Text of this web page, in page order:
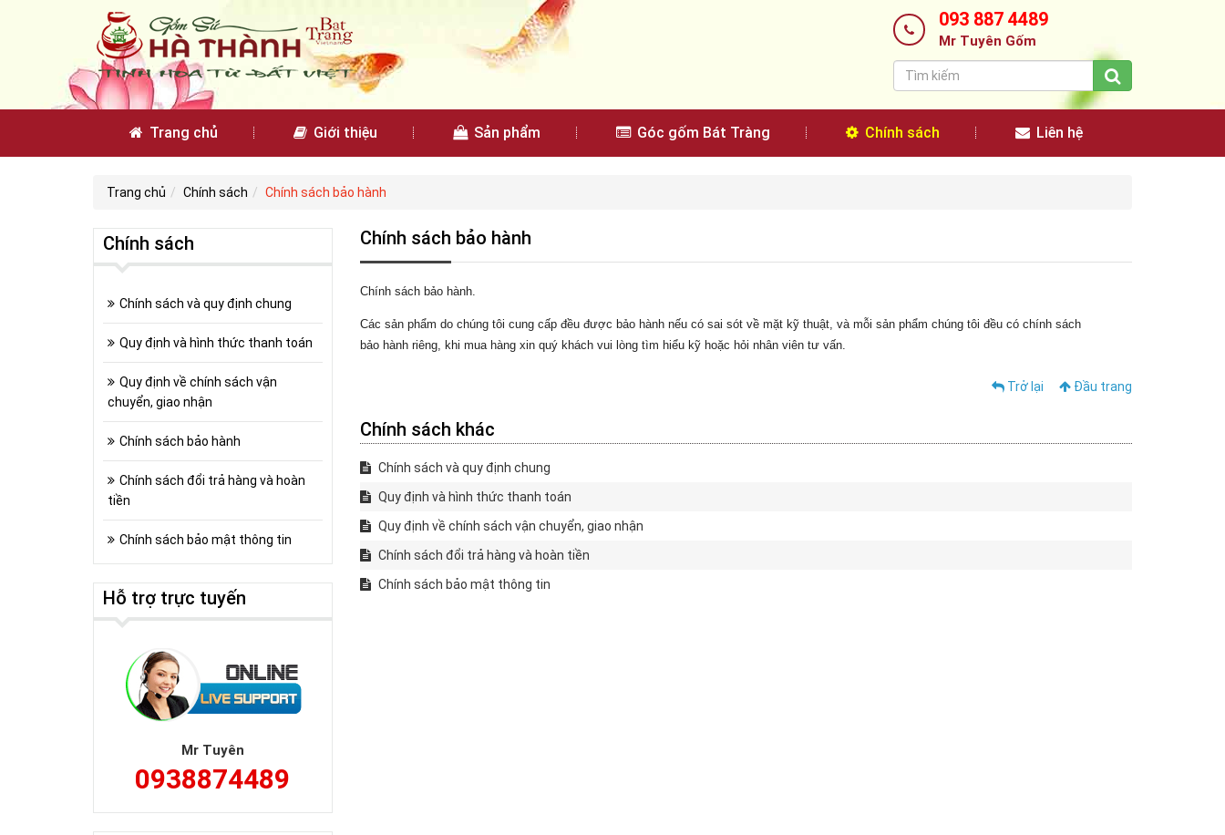
093 887 4489
Mr Tuyên Gốm
Trang chủ Giới thiệu Sản phẩm Góc gốm Bát Tràng Chính sách Liên hệ
Trang chủ Chính sách Chính sách bảo hành
Chính sách bảo hành
Chính sách bảo hành.
Các sản phẩm do chúng tôi cung cấp đều được bảo hành nếu có sai sót về mặt kỹ thuật, và mỗi sản phẩm chúng tôi đều có chính sách
bảo hành riêng, khi mua hàng xin quý khách vui lòng tìm hiểu kỹ hoặc hỏi nhân viên tư vấn.
Trở lại Đầu trang
Chính sách khác
Chính sách và quy định chung
Quy định và hình thức thanh toán
Quy định về chính sách vận chuyển, giao nhận
Chính sách đổi trả hàng và hoàn tiền
Chính sách bảo mật thông tin
Chính sách
Chính sách và quy định chung
Quy định và hình thức thanh toán
Quy định về chính sách vận
chuyển, giao nhận
Chính sách bảo hành
Chính sách đổi trả hàng và hoàn
tiền
Chính sách bảo mật thông tin
Hỗ trợ trực tuyến
Mr Tuyên
0938874489